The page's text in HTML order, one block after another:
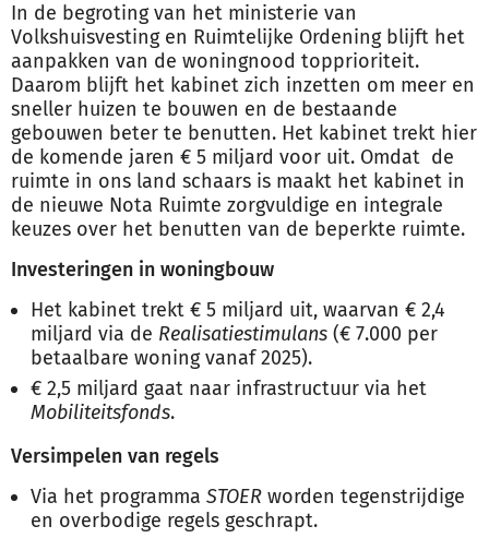
In de begroting van het ministerie van
Volkshuisvesting en Ruimtelijke Ordening blijft het
aanpakken van de woningnood topprioriteit.
Daarom blijft het kabinet zich inzetten om meer en
sneller huizen te bouwen en de bestaande
gebouwen beter te benutten. Het kabinet trekt hier
de komende jaren € 5 miljard voor uit. Omdat de
ruimte in ons land schaars is maakt het kabinet in
de nieuwe Nota Ruimte zorgvuldige en integrale
keuzes over het benutten van de beperkte ruimte.
Investeringen in woningbouw
Het kabinet trekt € 5 miljard uit, waarvan € 2,4
miljard via de Realisatiestimulans (€ 7.000 per
betaalbare woning vanaf 2025).
€ 2,5 miljard gaat naar infrastructuur via het
Mobiliteitsfonds.
Versimpelen van regels
Via het programma STOER worden tegenstrijdige
en overbodige regels geschrapt.